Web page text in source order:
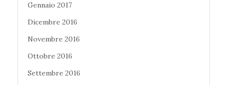
Gennaio 2017
Dicembre 2016
Novembre 2016
Ottobre 2016
Settembre 2016